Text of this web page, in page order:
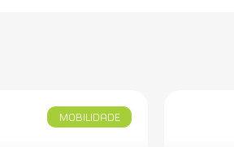
MOBILIDADE